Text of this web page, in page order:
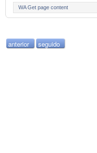
WA Get page content
anterior seguido